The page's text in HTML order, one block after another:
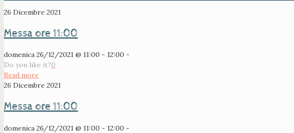
26 Dicembre 2021
Messa ore 11:00
domenica 26/12/2021 @ 11:00 - 12:00 -
Do you like it?0
Read more
26 Dicembre 2021
Messa ore 11:00
domenica 26/12/2021 @ 11:00 - 12:00 -